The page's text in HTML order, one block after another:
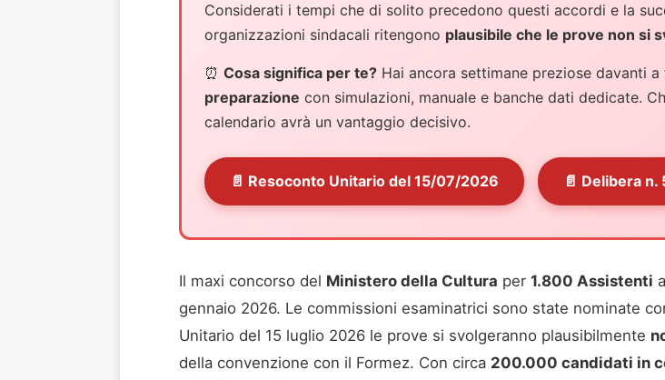
Considerati i tempi che di solito precedono questi accordi e la
organizzazioni sindacali ritengono plausibile che le prove non si
⏰ Cosa significa per te? Hai ancora settimane preziose davanti a
preparazione con simulazioni, manuale e banche dati dedicate.
calendario avrà un vantaggio decisivo.
📄 Resoconto Unitario del 15/07/2026 📄 Delibera
Il maxi concorso del Ministero della Cultura per 1.800 Assistenti
gennaio 2026. Le commissioni esaminatrici sono state nominate
Unitario del 15 luglio 2026 le prove si svolgeranno plausibilmente
della convenzione con il Formez. Con circa 200.000 candidati in